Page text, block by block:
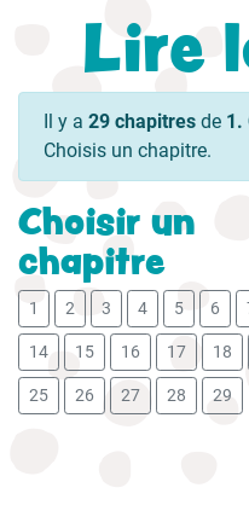
Lire
Il y a 29 chapitres de 1.
Choisis un chapitre.
Choisir un
chapitre
1 2 3 4 5 6
14 15 16 17 18
25 26 27 28 29